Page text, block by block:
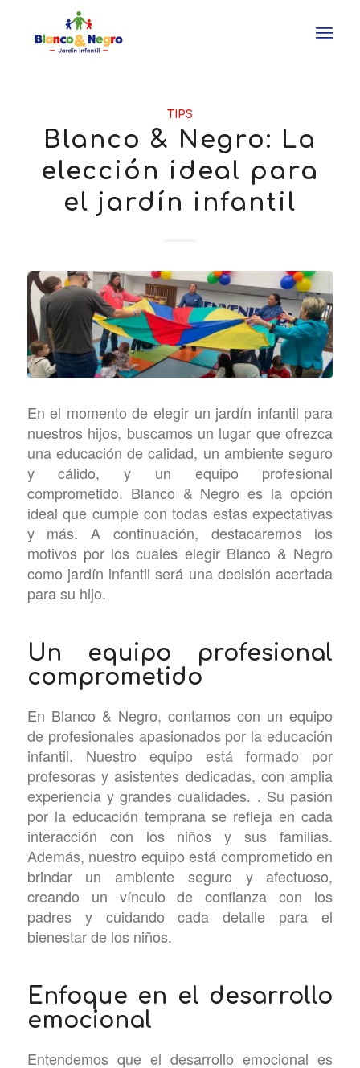
TIPS
Blanco & Negro: La
elección ideal para
el jardín infantil
En el momento de elegir un jardín infantil para
nuestros hijos, buscamos un lugar que ofrezca
una educación de calidad, un ambiente seguro
y cálido, y un equipo profesional
comprometido. Blanco & Negro es la opción
ideal que cumple con todas estas expectativas
y más. A continuación, destacaremos los
motivos por los cuales elegir Blanco & Negro
como jardín infantil será una decisión acertada
para su hijo.
Un equipo profesional
comprometido
En Blanco & Negro, contamos con un equipo
de profesionales apasionados por la educación
infantil. Nuestro equipo está formado por
profesoras y asistentes dedicadas, con amplia
experiencia y grandes cualidades. . Su pasión
por la educación temprana se refleja en cada
interacción con los niños y sus familias.
Además, nuestro equipo está comprometido en
brindar un ambiente seguro y afectuoso,
creando un vínculo de confianza con los
padres y cuidando cada detalle para el
bienestar de los niños.
Enfoque en el desarrollo
emocional
Entendemos que el desarrollo emocional es